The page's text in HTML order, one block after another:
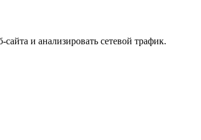
и анализировать сетевой трафик.